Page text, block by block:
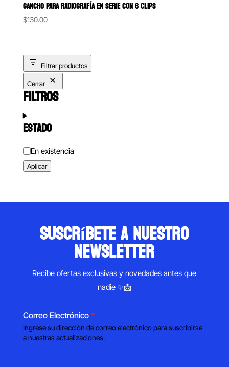
GANCHO PARA RADIOGRAFÍA EN SERIE CON 6 CLIPS
$130.00
Filtrar productos
Cerrar
FILTROS
ESTADO
Estado
En existencia
Aplicar
suscríbete a nuestro
newsletter
Recibe ofertas exclusivas y novedades antes que
nadie ✨📩
Correo Electrónico *
Ingrese su dirección de correo electrónico para suscribirse
a nuestras actualizaciones.